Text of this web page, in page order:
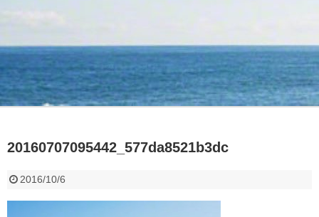
20160707095442_577da8521b3dc
2016/10/6